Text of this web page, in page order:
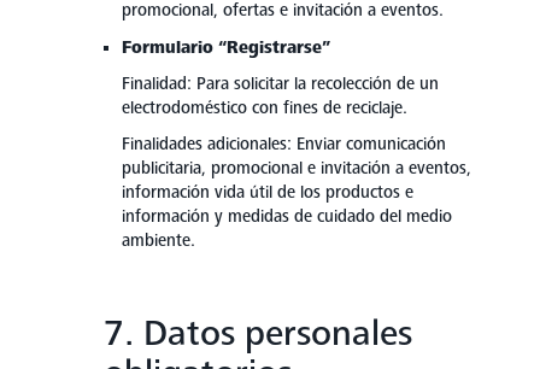
promocional, ofertas e invitación a eventos.
Formulario “Registrarse”
Finalidad: Para solicitar la recolección de un
electrodoméstico con fines de reciclaje.
Finalidades adicionales: Enviar comunicación
publicitaria, promocional e invitación a eventos,
información vida útil de los productos e
información y medidas de cuidado del medio
ambiente.
7. Datos personales